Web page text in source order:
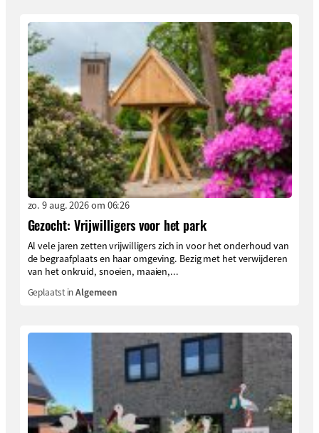
zo. 9 aug. 2026 om 06:26
Gezocht: Vrijwilligers voor het park
Al vele jaren zetten vrijwilligers zich in voor het onderhoud van
de begraafplaats en haar omgeving. Bezig met het verwijderen
van het onkruid, snoeien, maaien,...
Geplaatst inAlgemeen